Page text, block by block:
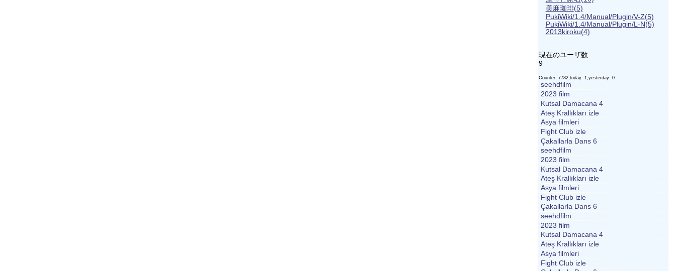
美麻珈琲(5)
PukiWiki/1.4/Manual/Plugin/V-Z(5)
PukiWiki/1.4/Manual/Plugin/L-N (5)
2013kiroku(4)
現在のユーザ数
9
Counter: 7782,today: 1,yesterday: 0
seehdfilm
2023 film
Kutsal Damacana 4
Ateş Krallıkları izle
Asya filmleri
Fight Club izle
Çakallarla Dans 6
seehdfilm
2023 film
Kutsal Damacana 4
Ateş Krallıkları izle
Asya filmleri
Fight Club izle
Çakallarla Dans 6
seehdfilm
2023 film
Kutsal Damacana 4
Ateş Krallıkları izle
Asya filmleri
Fight Club izle